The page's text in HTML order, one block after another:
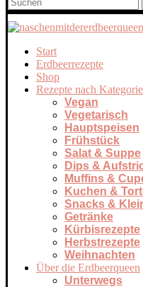
Start
Erdbeerrezepte
Shop
Rezepte nach Kategorie
Vegan
Vegetarisch
Hauptspeisen
Frühstück
Salat & Suppe
Dips &
Muffins &
Kuchen &
Snacks &
Getränke
Kürbisrezepte
Herbstrezepte
Weihnachten
Über die Erdbeerqueen
Unterwegs